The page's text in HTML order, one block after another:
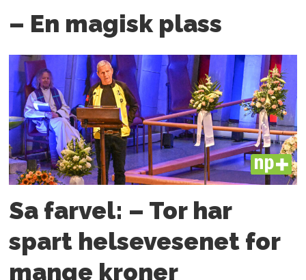
– En magisk plass
PLUS
Sa farvel: – Tor har
spart helsevesenet for
mange kroner